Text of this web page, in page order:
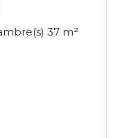
Appartement 2 pièce(s) 1 chambre(s) 37 m²